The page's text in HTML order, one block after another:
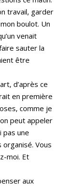
travail, garder
boulot. Un
venait
sauter la
être
d’après ce
en première
comme je
peut appeler
pas une
Vous
moi. Et
aux